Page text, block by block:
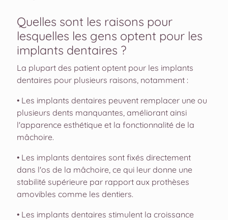
Quelles sont les raisons pour
lesquelles les gens optent pour les
implants dentaires ?
La plupart des patient optent pour les implants
dentaires pour plusieurs raisons, notamment :
• Les implants dentaires peuvent remplacer une ou
plusieurs dents manquantes, améliorant ainsi
l'apparence esthétique et la fonctionnalité de la
mâchoire.
• Les implants dentaires sont fixés directement
dans l'os de la mâchoire, ce qui leur donne une
stabilité supérieure par rapport aux prothèses
amovibles comme les dentiers.
• Les implants dentaires stimulent la croissance